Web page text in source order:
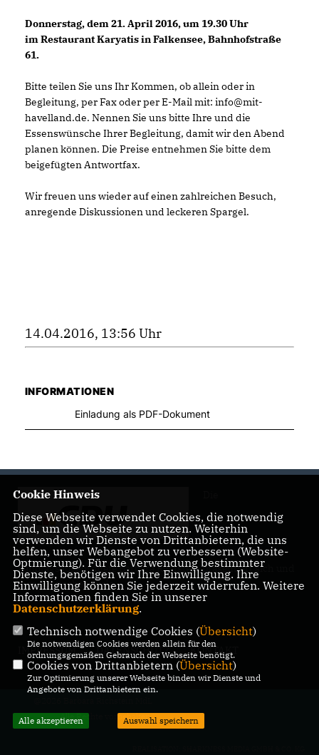
Donnerstag, dem 21. April 2016, um 19.30 Uhr
im Restaurant Karyatis in Falkensee, Bahnhofstraße
61.
Bitte teilen Sie uns Ihr Kommen, ob allein oder in
Begleitung, per Fax oder per E-Mail mit: info@mit-
havelland.de. Nennen Sie uns bitte Ihre und die
Essenswünsche Ihrer Begleitung, damit wir den Abend
planen können. Die Preise entnehmen Sie bitte dem
beigefügten Antwortfax.
Wir freuen uns wieder auf einen zahlreichen Besuch,
anregende Diskussionen und leckeren Spargel.
14.04.2016, 13:56 Uhr
INFORMATIONEN
Einladung als PDF-Dokument
Landtagsabgeordnete Barbara Richstein präsentiert sich und
ihre politischen Ziele.
IMPRESSUM DATENSCHUTZ KONTAKT
Alle Rechte vorbehalten.
Cookie Hinweis
Diese Webseite verwendet Cookies, die notwendig
sind, um die Webseite zu nutzen. Weiterhin
verwenden wir Dienste von Drittanbietern, die uns
helfen, unser Webangebot zu verbessern (Website-
Optmierung). Für die Verwendung bestimmter
Dienste, benötigen wir Ihre Einwilligung. Ihre
Einwilligung können Sie jederzeit widerrufen. Weitere
Informationen finden Sie in unserer
Datenschutzerklärung.
Technisch notwendige Cookies (Übersicht)
Die notwendigen Cookies werden allein für den
ordnungsgemäßen Gebrauch der Webseite benötigt.
Cookies von Drittanbietern (Übersicht)
Zur Optimierung unserer Webseite binden wir Dienste und
Angebote von Drittanbietern ein.
Alle akzeptieren Auswahl speichern